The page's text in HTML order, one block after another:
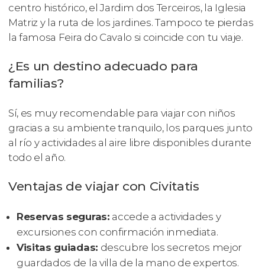
centro histórico, el Jardim dos Terceiros, la Iglesia
Matriz y la ruta de los jardines. Tampoco te pierdas
la famosa Feira do Cavalo si coincide con tu viaje.
¿Es un destino adecuado para
familias?
Sí, es muy recomendable para viajar con niños
gracias a su ambiente tranquilo, los parques junto
al río y actividades al aire libre disponibles durante
todo el año.
Ventajas de viajar con Civitatis
Reservas seguras: accede a actividades y
excursiones con confirmación inmediata.
Visitas guiadas: descubre los secretos mejor
guardados de la villa de la mano de expertos.